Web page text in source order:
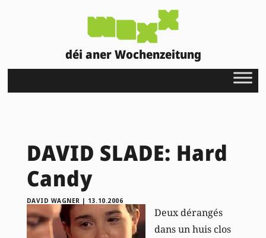
déi aner Wochenzeitung
DAVID SLADE: Hard
Candy
DAVID WAGNER | 13.10.2006
Deux dérangés
dans un huis clos